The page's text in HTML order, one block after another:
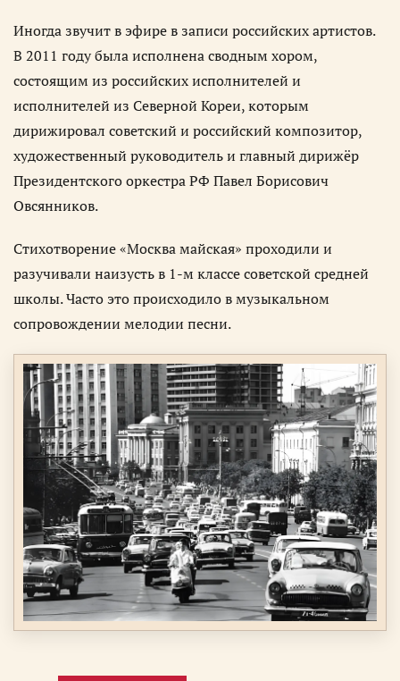
Иногда звучит в эфире в записи российских артистов.
В 2011 году была исполнена сводным хором,
состоящим из российских исполнителей и
исполнителей из Северной Кореи, которым
дирижировал советский и российский композитор,
художественный руководитель и главный дирижёр
Президентского оркестра РФ Павел Борисович
Овсянников.
Стихотворение «Москва майская» проходили и
разучивали наизусть в 1-м классе советской средней
школы. Часто это происходило в музыкальном
сопровождении мелодии песни.